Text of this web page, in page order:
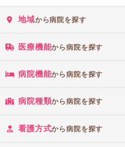
地域から病院を探す
医療機能から病院を探す
病院機能から病院を探す
病院種類から病院を探す
看護方式から病院を探す